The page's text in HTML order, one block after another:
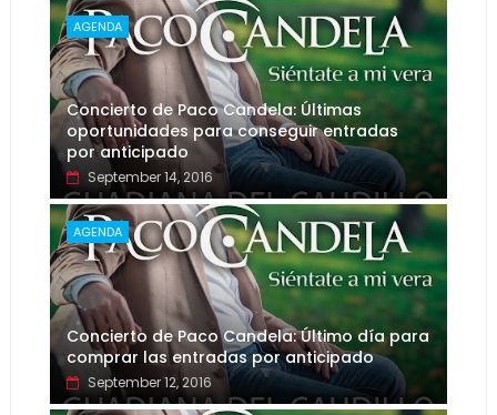
AGENDA
Concierto de Paco Candela: Últimas
oportunidades para conseguir entradas
por anticipado
September 14, 2016
AGENDA
Concierto de Paco Candela: Último día para
comprar las entradas por anticipado
September 12, 2016